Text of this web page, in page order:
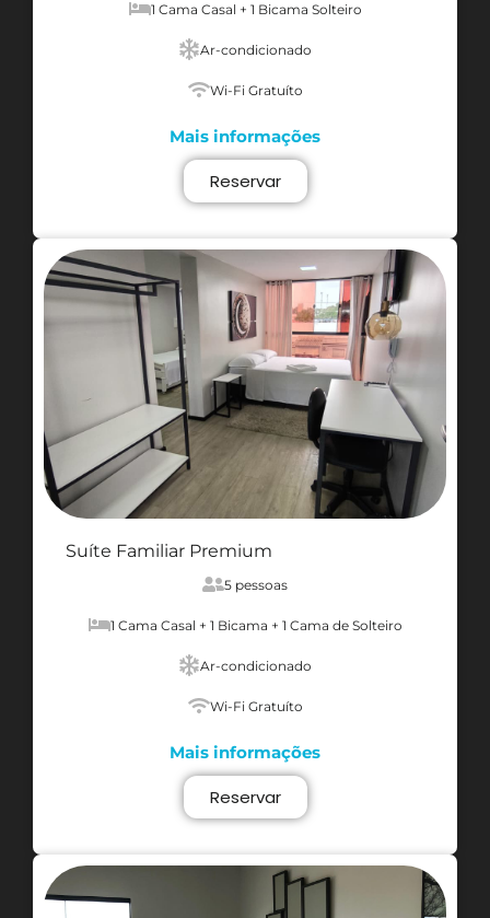
1 Cama Casal + 1 Bicama Solteiro
Ar-condicionado
Wi-Fi Gratuíto
Mais informações
Reservar
Suíte Familiar Premium
5 pessoas
1 Cama Casal + 1 Bicama + 1 Cama de Solteiro
Ar-condicionado
Wi-Fi Gratuíto
Mais informações
Reservar